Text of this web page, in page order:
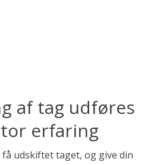
af tag udføres
erfaring
udskiftet taget, og give din